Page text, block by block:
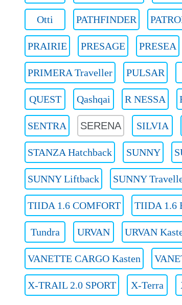
Otti PATHFINDER
PRAIRIE PRESAGE PRESEA
PRIMERA Traveller PULSAR
QUEST Qashqai R NESSA
SENTRA SERENA SILVIA
STANZA Hatchback SUNNY
SUNNY Liftback SUNNY
TIIDA 1.6 COMFORT TIIDA 1.6
Tundra URVAN URVAN
VANETTE CARGO Kasten
X-TRAIL 2.0 SPORT X-Terra